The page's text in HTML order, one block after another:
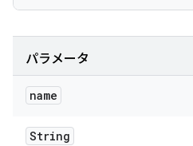
パラメータ
name
String